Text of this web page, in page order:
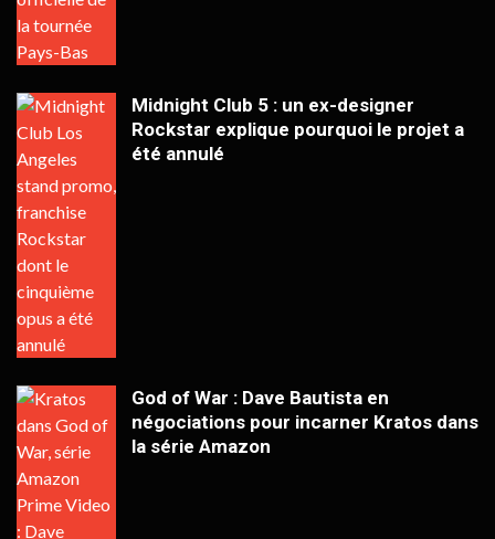
Midnight Club 5 : un ex-designer
Rockstar explique pourquoi le projet a
été annulé
God of War : Dave Bautista en
négociations pour incarner Kratos dans
la série Amazon